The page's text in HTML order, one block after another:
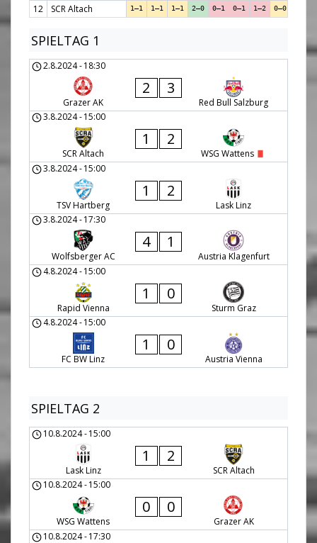
12 SCR Altach 1–1 1–1 1–1 2–0 0–1 0–1 1–2 0–0
SPIELTAG 1
2.8.2024-18:30
Grazer AK
2 3
Red Bull Salzburg
3.8.2024-15:00
SCR Altach
1 2
WSG Wattens
3.8.2024-15:00
TSV Hartberg
1 2
Lask Linz
3.8.2024-17:30
Wolfsberger AC
4 1
Austria Klagenfurt
4.8.2024-15:00
Rapid Vienna
1 0
Sturm Graz
4.8.2024-15:00
FC BW Linz
1 0
Austria Vienna
SPIELTAG 2
10.8.2024-15:00
Lask Linz
1 2
SCR Altach
10.8.2024-15:00
WSG Wattens
0 0
Grazer AK
10.8.2024-17:30